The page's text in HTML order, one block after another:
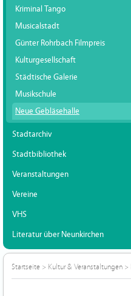
Kriminal Tango
Musicalstadt
Günter Rohrbach Filmpreis
Kulturgesellschaft
Städtische Galerie
Musikschule
Neue Gebläsehalle
Stadtarchiv
Stadtbibliothek
Veranstaltungen
Vereine
VHS
Literatur über Neunkirchen
Startseite > Kultur & Veranstaltungen >